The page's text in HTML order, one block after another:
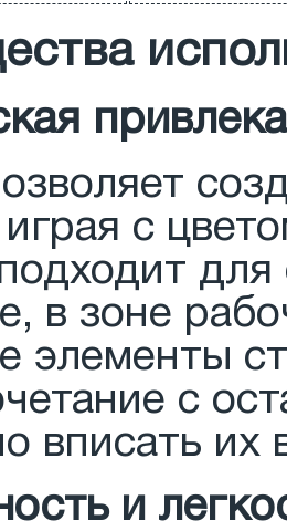
с
в зоне
элементы
с
вписать
и